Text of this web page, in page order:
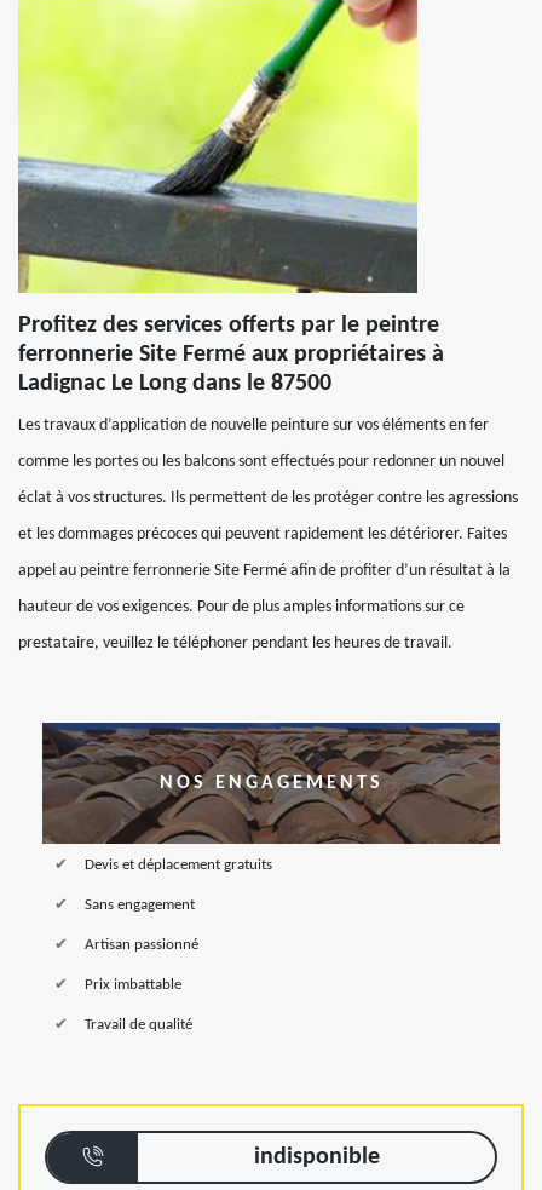
Profitez des services offerts par le peintre
ferronnerie Site Fermé aux propriétaires à
Ladignac Le Long dans le 87500
Les travaux d’application de nouvelle peinture sur vos éléments en fer
comme les portes ou les balcons sont effectués pour redonner un nouvel
éclat à vos structures. Ils permettent de les protéger contre les agressions
et les dommages précoces qui peuvent rapidement les détériorer. Faites
appel au peintre ferronnerie Site Fermé afin de profiter d’un résultat à la
hauteur de vos exigences. Pour de plus amples informations sur ce
prestataire, veuillez le téléphoner pendant les heures de travail.
NOS ENGAGEMENTS
Devis et déplacement gratuits
Sans engagement
Artisan passionné
Prix imbattable
Travail de qualité
indisponible